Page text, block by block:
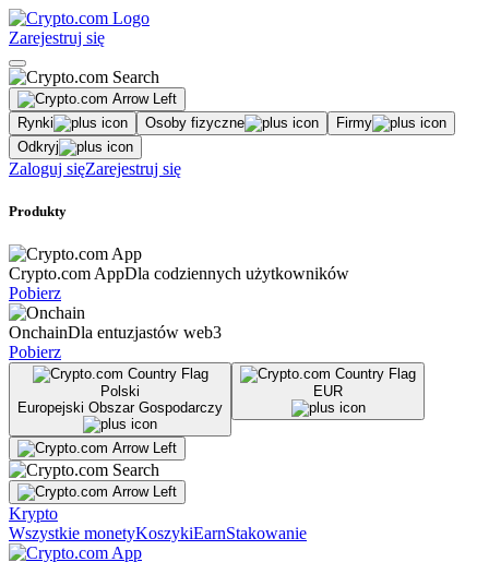
Zarejestruj się
Rynki Osoby fizyczne
Firmy
Odkryj
Zaloguj sięZarejestruj się
Produkty
Crypto.com AppDla codziennych użytkowników
Pobierz
OnchainDla entuzjastów web3
Pobierz
Polski
Europejski Obszar Gospodarczy
EUR
Krypto
Wszystkie monetyKoszykiEarnStakowanie